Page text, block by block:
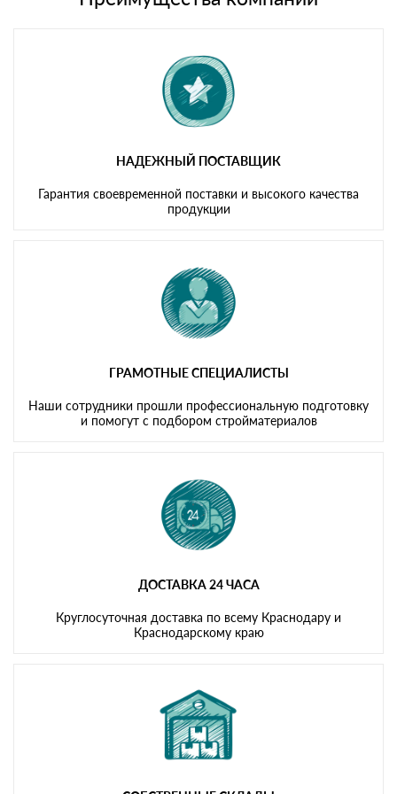
НАДЕЖНЫЙ ПОСТАВЩИК
Гарантия своевременной поставки и высокого качества
продукции
ГРАМОТНЫЕ СПЕЦИАЛИСТЫ
Наши сотрудники прошли профессиональную подготовку
и помогут с подбором стройматериалов
ДОСТАВКА 24 ЧАСА
Круглосуточная доставка по всему Краснодару и
Краснодарскому краю